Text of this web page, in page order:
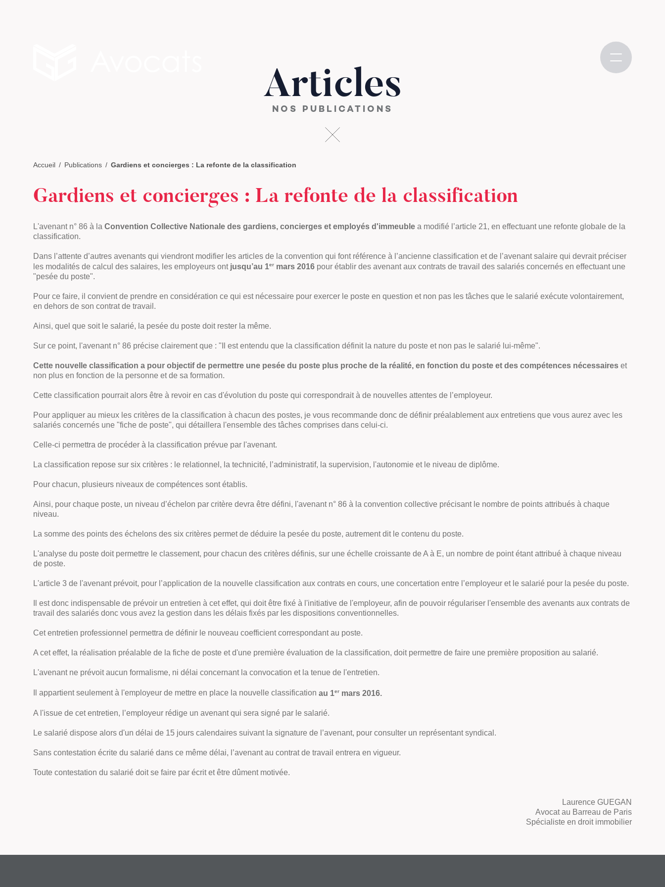
Articles
NOS PUBLICATIONS
Accueil Publications Gardiens et concierges : La refonte de la classification
Gardiens et concierges : La refonte de la classification
L'avenant n° 86 à laConvention Collective Nationale des gardiens, concierges et employés d'immeuble a modifié l’article 21, en effectuant une refonte globale de la
classification.
Dans l’attente d’autres avenants qui viendront modifier les articles de la convention qui font référence à l’ancienne classification et de l’avenant salaire qui devrait préciser
les modalités de calcul des salaires, les employeurs ont jusqu’au 1er mars 2016 pour établir des avenant aux contrats de travail des salariés concernés en effectuant une
"pesée du poste".
Pour ce faire, il convient de prendre en considération ce qui est nécessaire pour exercer le poste en question et non pas les tâches que le salarié exécute volontairement,
en dehors de son contrat de travail.
Ainsi, quel que soit le salarié, la pesée du poste doit rester la même.
Sur ce point, l'avenant n° 86 précise clairement que :"Il est entendu que la classification définit la nature du poste et non pas le salarié lui-même".
Cette nouvelle classification a pour objectif de permettre une pesée du poste plus proche de la réalité, en fonction du poste et des compétences nécessaires et
non plus en fonction de la personne et de sa formation.
Cette classification pourrait alors être à revoir en cas d'évolution du poste qui correspondrait à de nouvelles attentes de l’employeur.
Pour appliquer au mieux les critères de la classification à chacun des postes, je vous recommande donc de définir préalablement aux entretiens que vous aurez avec les
salariés concernés une "fiche de poste", qui détaillera l'ensemble des tâches comprises dans celui-ci.
Celle-ci permettra de procéder à la classification prévue par l'avenant.
La classification repose sur six critères : le relationnel, la technicité, l’administratif, la supervision, l'autonomie et le niveau de diplôme.
Pour chacun, plusieurs niveaux de compétences sont établis.
Ainsi, pour chaque poste, un niveau d’échelon par critère devra être défini, l'avenant n° 86 à la convention collective précisant le nombre de points attribués à chaque
niveau.
La somme des points des échelons des six critères permet de déduire la pesée du poste, autrement dit le contenu du poste.
L'analyse du poste doit permettre le classement, pour chacun des critères définis, sur une échelle croissante de A à E, un nombre de point étant attribué à chaque niveau
de poste.
L'article 3 de l'avenant prévoit, pour l’application de la nouvelle classification aux contrats en cours, une concertation entre l’employeur et le salarié pour la pesée du poste.
Il est donc indispensable de prévoir un entretien à cet effet, qui doit être fixé à l'initiative de l'employeur, afin de pouvoir régulariser l'ensemble des avenants aux contrats de
travail des salariés donc vous avez la gestion dans les délais fixés par les dispositions conventionnelles.
Cet entretien professionnel permettra de définir le nouveau coefficient correspondant au poste.
A cet effet, la réalisation préalable de la fiche de poste et d'une première évaluation de la classification, doit permettre de faire une première proposition au salarié.
L'avenant ne prévoit aucun formalisme, ni délai concernant la convocation et la tenue de l'entretien.
Il appartient seulement à l'employeur de mettre en place la nouvelle classificationau 1er mars 2016.
A l'issue de cet entretien, l’employeur rédige un avenant qui sera signé par le salarié.
Le salarié dispose alors d'un délai de 15 jours calendaires suivant la signature de l’avenant, pour consulter un représentant syndical.
Sans contestation écrite du salarié dans ce même délai, l’avenant au contrat de travail entrera en vigueur.
Toute contestation du salarié doit se faire par écrit et être dûment motivée.
Laurence GUEGAN
Avocat au Barreau de Paris
Spécialiste en droit immobilier